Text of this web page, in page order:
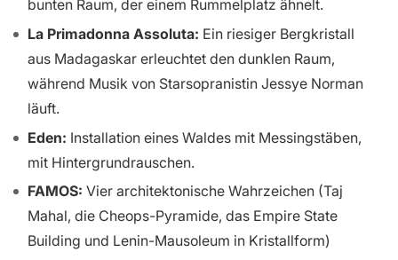
bunten Raum, der einem Rummelplatz ähnelt.
La Primadonna Assoluta: Ein riesiger Bergkristall
aus Madagaskar erleuchtet den dunklen Raum,
während Musik von Starsopranistin Jessye Norman
läuft.
Eden: Installation eines Waldes mit Messingstäben,
mit Hintergrundrauschen.
FAMOS: Vier architektonische Wahrzeichen (Taj
Mahal, die Cheops-Pyramide, das Empire State
Building und Lenin-Mausoleum in Kristallform)